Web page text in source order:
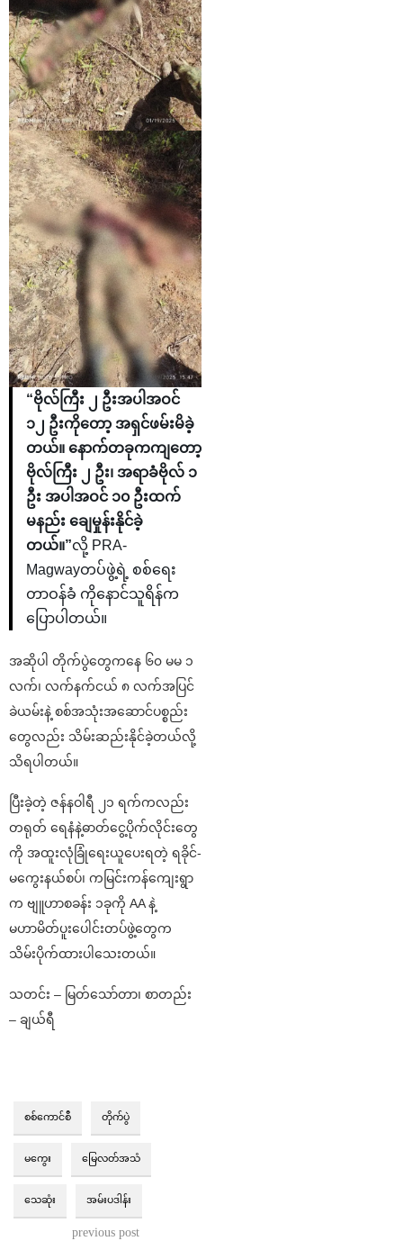
“ဗိုလ်ကြီး ၂ ဦးအပါအဝင်
၁၂ ဦးကိုတော့ အရှင်ဖမ်းမိခဲ့
တယ်။ နောက်တခုကကျတော့
ဗိုလ်ကြီး ၂ ဦး၊ အရာခံဗိုလ် ၁
ဦး အပါအဝင် ၁၀ ဦးထက်
မနည်း ချေမှုန်းနိုင်ခဲ့
တယ်။”လို့ PRA-
Magwayတပ်ဖွဲ့ရဲ့ စစ်ရေး
တာဝန်ခံ ကိုနောင်သူရိန်က
ပြောပါတယ်။
အဆိုပါ တိုက်ပွဲတွေကနေ ၆၀ မမ ၁
လက်၊ လက်နက်ငယ် ၈ လက်အပြင်
ခဲယမ်းနဲ့ စစ်အသုံးအဆောင်ပစ္စည်း
တွေလည်း သိမ်းဆည်းနိုင်ခဲ့တယ်လို့
သိရပါတယ်။
ပြီးခဲ့တဲ့ ဇန်နဝါရီ ၂၁ ရက်ကလည်း
တရုတ် ရေနံနဲ့ဓာတ်ငွေ့ပိုက်လိုင်းတွေ
ကို အထူးလုံခြုံရေးယူပေးရတဲ့ ရခိုင်-
မကွေးနယ်စပ်၊ ကမြင်းကန်ကျေးရွာ
က ဗျူဟာစခန်း ၁ခုကို AA နဲ့
မဟာမိတ်ပူးပေါင်းတပ်ဖွဲ့တွေက
သိမ်းပိုက်ထားပါသေးတယ်။
သတင်း – မြတ်သော်တာ၊ စာတည်း
– ချယ်ရီ
စစ်ကောင်စီ တိုက်ပွဲ
မကွေး မြေလတ်အသံ
သေဆုံး အမ်းပဒါန်း
previous post